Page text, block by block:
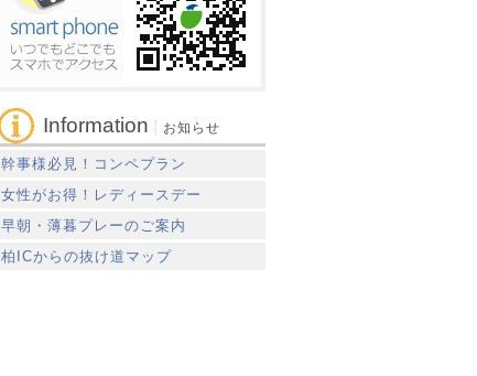
Information お知らせ
幹事様必見！コンペプラン
女性がお得！レディースデー
早朝・薄暮プレーのご案内
柏ICからの抜け道マップ